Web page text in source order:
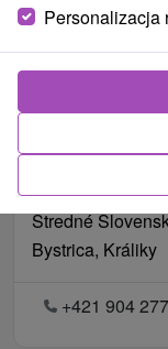
Lokalizacja
Stredné
Bystrica, Králiky
+421 904
Personalizacja